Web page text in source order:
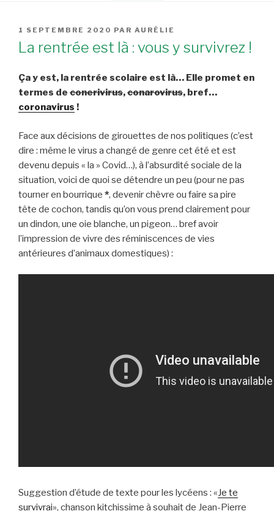
PUBLIÉ
LE
1 SEPTEMBRE 2020 PAR AURÉLIE
La rentrée est là : vous y survivrez !
Ça y est, la rentrée scolaire est là… Elle promet en
termes de conerivirus,conarovirus, bref…
coronavirus !
Face aux décisions de girouettes de nos politiques (c’est
dire : même le virus a changé de genre cet été et est
devenu depuis « la » Covid…), à l’absurdité sociale de la
situation, voici de quoi se détendre un peu (pour ne pas
tourner en bourrique *, devenir chèvre ou faire sa pire
tête de cochon, tandis qu’on vous prend clairement pour
un dindon, une oie blanche, un pigeon… bref avoir
l’impression de vivre des réminiscences de vies
antérieures d’animaux domestiques) :
Suggestion d’étude de texte pour les lycéens : «Je te
survivrai», chanson kitchissime à souhait de Jean-Pierre